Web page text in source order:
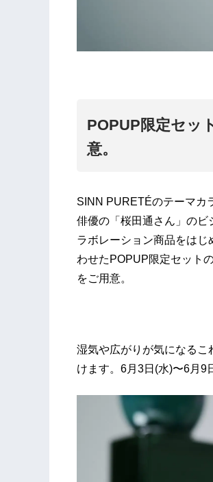
POPUP限定セッ
意。
SINN PURETÉのテーマカ
俳優の「桜田通さん」のビ
ラボレーション商品をは
わせたPOPUP限定セット
をご用意。
湿気や広がりが気になるこ
けます。6月3日(水)〜6月9